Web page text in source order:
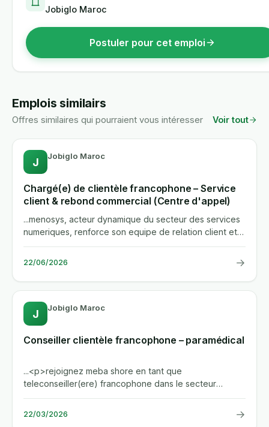
Jobiglo Maroc
Postuler pour cet emploi
Emplois similairs
Offres similaires qui pourraient vous intéresser Voir tout
J Jobiglo Maroc
Chargé(e) de clientèle francophone – Service
client & rebond commercial (Centre d'appel)
...menosys, acteur dynamique du secteur des services
numeriques, renforce son equipe de relation client et
recherche des...
22/06/2026 →
J Jobiglo Maroc
Conseiller clientèle francophone – paramédical
...<p>rejoignez meba shore en tant que
teleconseiller(ere) francophone dans le secteur
paramedical. vous serez responsable...
22/03/2026 →